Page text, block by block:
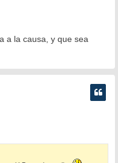
a la causa, y que sea